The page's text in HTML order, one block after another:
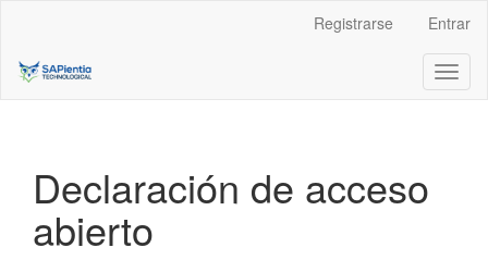
principal
Barra
Registrarse Entrar
Declaración de acceso
abierto